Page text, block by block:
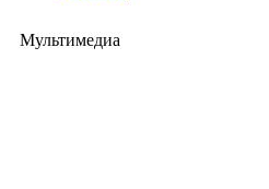
Мультимедиа